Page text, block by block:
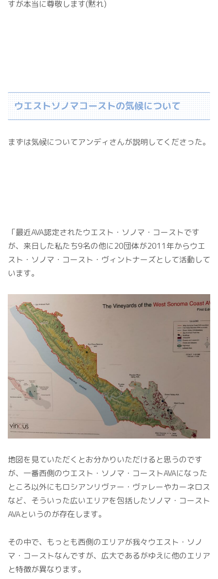
すが本当に尊敬します(黙れ)
ウエストソノマコーストの気候について
まずは気候についてアンディさんが説明してくださった。
「最近AVA認定されたウエスト・ソノマ・コーストです
が、来日した私たち9名の他に20団体が2011年からウエ
スト・ソノマ・コースト・ヴィントナーズとして活動して
います。
地図を見ていただくとお分かりいただけると思うのです
が、一番西側のウエスト・ソノマ・コーストAVAになった
ところ以外にもロシアンリヴァー・ヴァレーやカーネロス
など、そういった広いエリアを包括したソノマ・コースト
AVAというのが存在します。
その中で、もっとも西側のエリアが我々ウエスト・ソノ
マ・コーストなんですが、広大であるがゆえに他のエリア
と特徴が異なります。